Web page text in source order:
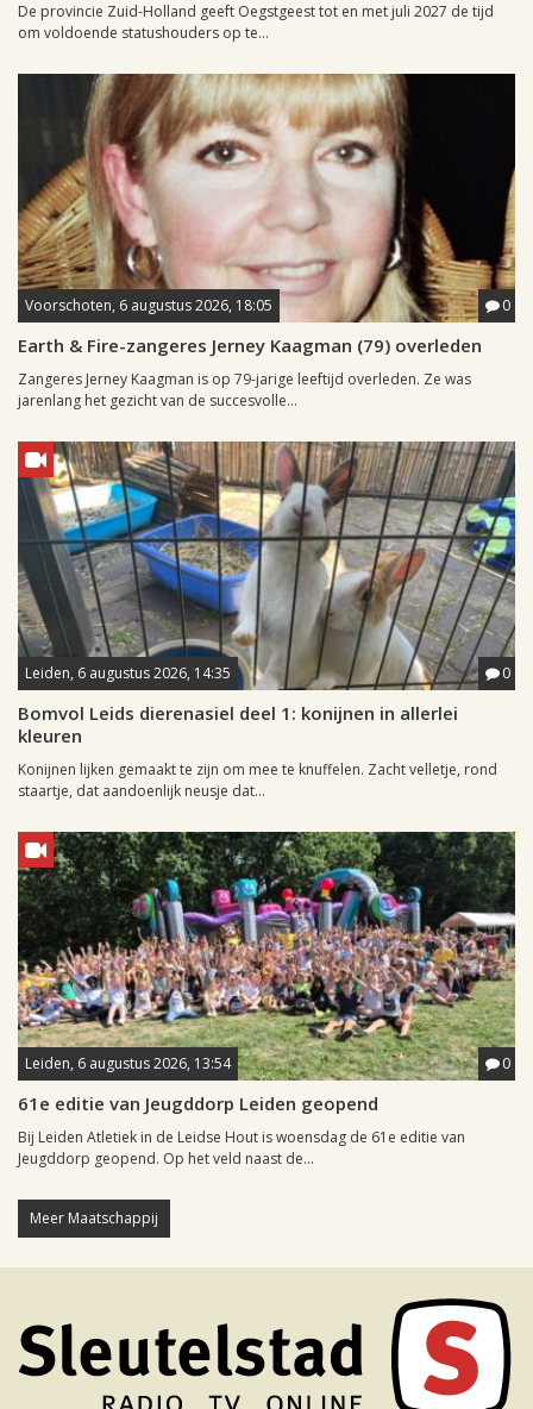
De provincie Zuid-Holland geeft Oegstgeest tot en met juli 2027 de tijd
om voldoende statushouders op te...
Voorschoten, 6 augustus 2026, 18:05 0
Earth & Fire-zangeres Jerney Kaagman (79) overleden
Zangeres Jerney Kaagman is op 79-jarige leeftijd overleden. Ze was
jarenlang het gezicht van de succesvolle...
Leiden, 6 augustus 2026, 14:35 0
Bomvol Leids dierenasiel deel 1: konijnen in allerlei
kleuren
Konijnen lijken gemaakt te zijn om mee te knuffelen. Zacht velletje, rond
staartje, dat aandoenlijk neusje dat...
Leiden, 6 augustus 2026, 13:54 0
61e editie van Jeugddorp Leiden geopend
Bij Leiden Atletiek in de Leidse Hout is woensdag de 61e editie van
Jeugddorp geopend. Op het veld naast de...
Meer Maatschappij